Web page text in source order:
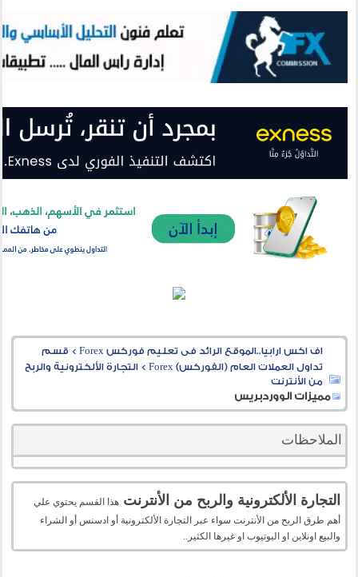
اف اكس ارابيا..الموقع الرائد فى تعليم فوركس Forex > قسم
تداول العملات العام (الفوركس) Forex
>التجارة الألكترونية والربح
من الأنترنت
مميزات الووردبريس
الملاحظات
التجارة الألكترونية والربح من الأنترنت هذا القسم يحتوي علي
أهم طرق الربح من الأنترنت سواء عبر التجارة الألكترونية أو ادسنس أو الشراء
والبيع اونلاين او اليوتيوب او غيرها الكثير..